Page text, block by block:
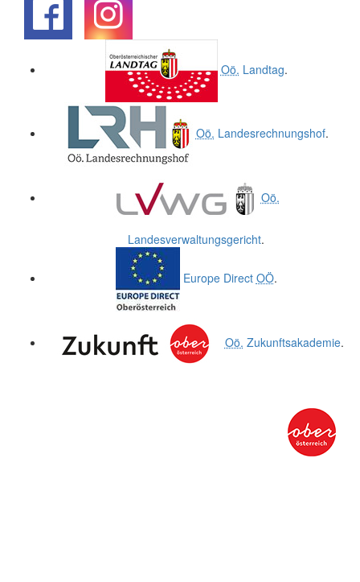
Oö. Landtag.
Oö. Landesrechnungshof.
Oö.
Landesverwaltungsgericht.
Europe Direct OÖ.
Oö. Zukunftsakademie.